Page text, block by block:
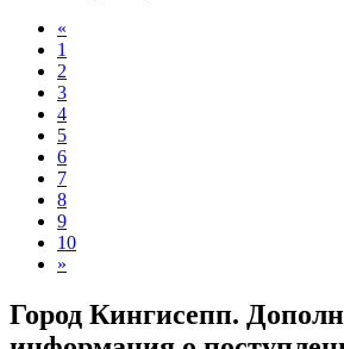
«
1
2
3
4
5
6
7
8
9
10
»
Город Кингисепп.